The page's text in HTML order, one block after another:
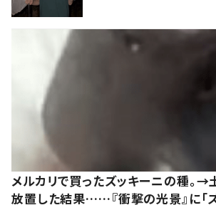
メルカリで買ったズッキーニの種。→
放置した結果……『衝撃の光景』に「